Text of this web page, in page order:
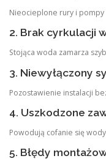
Nieocieplone rury i pompy
2. Brak cyrkulacji
Stojąca woda zamarza
3. Niewyłączony
Pozostawienie instalacji
4. Uszkodzone
Powodują cofanie się
5. Błędy